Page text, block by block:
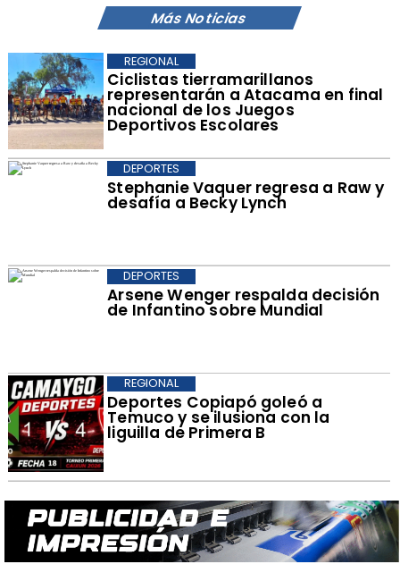
Más Noticias
​Ciclistas tierramarillanos
representarán a Atacama en final
nacional de los Juegos
Deportivos Escolares
REGIONAL
Stephanie Vaquer regresa a Raw y
desafía a Becky Lynch
DEPORTES
Arsene Wenger respalda decisión
de Infantino sobre Mundial
DEPORTES
Deportes Copiapó goleó a
Temuco y se ilusiona con la
liguilla de Primera B
REGIONAL